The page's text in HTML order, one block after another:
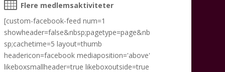
Flere medlemsaktiviteter
[custom-facebook-feed num=1
showheader=false&nbsp;pagetype=page&nb
sp;cachetime=5 layout=thumb
headericon=facebook mediaposition='above'
likeboxsmallheader=true likeboxoutside=true